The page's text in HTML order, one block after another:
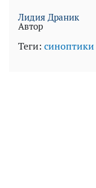
Лидия Драник
Автор
Теги: синоптики